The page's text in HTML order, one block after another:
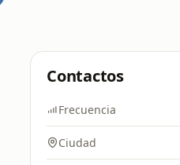
Contactos
Frecuencia
Ciudad